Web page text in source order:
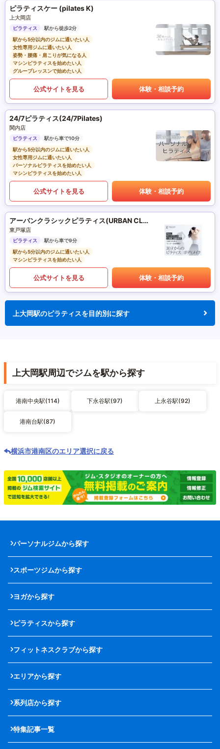
ピラティスケー (pilates K)
上大岡店
ピラティス
駅から徒歩2分
駅から5分以内のジムに通いたい人
女性専用ジムに通いたい人
姿勢・腰痛・肩こりが気になる人
マシンピラティスを始めたい人
グループレッスンで始めたい人
公式サイトを見る 体験・相談予約
24/7ピラティス(24/7Pilates)
関内店
ピラティス
駅から車で10分
駅から5分以内のジムに通いたい人
女性専用ジムに通いたい人
パーソナルピラティスを始めたい人
マシンピラティスを始めたい人
公式サイトを見る 体験・相談予約
アーバンクラシックピラティス(URBAN CLASSIC PILATES)
東戸塚店
ピラティス
駅から車で9分
駅から5分以内のジムに通いたい人
マシンピラティスを始めたい人
公式サイトを見る 体験・相談予約
上大岡駅のピラティスを目的別に探す
上大岡駅周辺でジムを駅から探す
港南中央駅(114) 下永谷駅(97) 上永谷駅(92)
港南台駅(87)
横浜市港南区のエリア選択に戻る
パーソナルジムから探す
スポーツジムから探す
ヨガから探す
ピラティスから探す
フィットネスクラブから探す
エリアから探す
系列店から探す
特集記事一覧